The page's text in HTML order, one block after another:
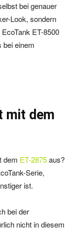
bei genauer
Look, sondern
ET-8500
bei einem
mit dem
dem ET-2875aus?
Serie,
ist.
bei der
nicht in diesem